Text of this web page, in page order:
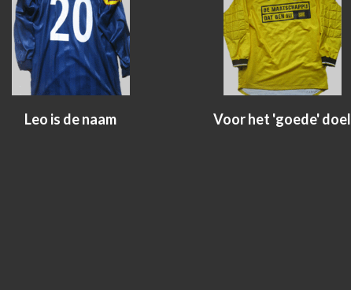
Leo is de naam Voor het 'goede' doel